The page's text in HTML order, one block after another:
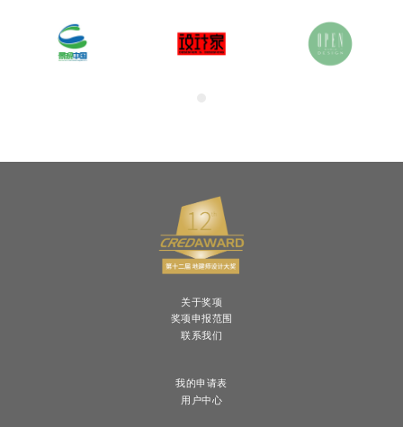
关于奖项
奖项申报范围
联系我们
我的申请表
用户中心